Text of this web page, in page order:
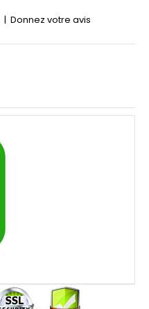
| Donnez votre avis